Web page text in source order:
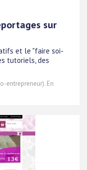
sur
et le "faire soi-
tutoriels, des
entrepreneur). En